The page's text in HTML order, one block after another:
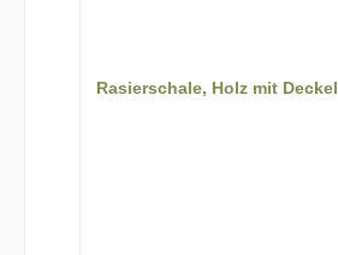
Rasierschale, Holz mit Deckel